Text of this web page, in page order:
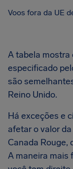
Voos fora da UE
A tabela mostra
especificado
são
Reino Unido.
Há exceções e
afetar o valor
Canada Rouge,
A maneira mais